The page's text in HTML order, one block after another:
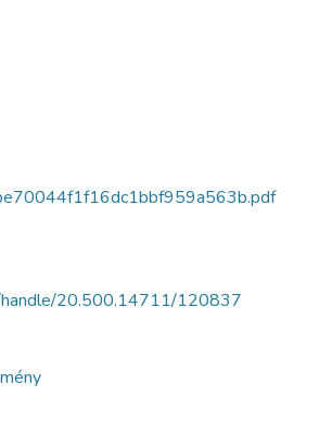
handle/20.500.14711/120837